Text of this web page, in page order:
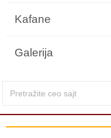
Kafane
Galerija